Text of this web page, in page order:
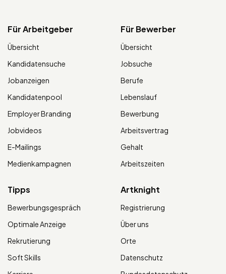
Für Arbeitgeber
Übersicht
Kandidatensuche
Jobanzeigen
Kandidatenpool
Employer Branding
Jobvideos
E-Mailings
Medienkampagnen
Für Bewerber
Übersicht
Jobsuche
Berufe
Lebenslauf
Bewerbung
Arbeitsvertrag
Gehalt
Arbeitszeiten
Tipps
Bewerbungsgespräch
Optimale Anzeige
Rekrutierung
Soft Skills
Artknight
Registrierung
Über uns
Orte
Datenschutz